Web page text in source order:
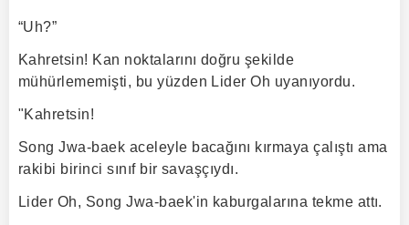
“Uh?”
Kahretsin! Kan noktalarını doğru şekilde
mühürlememişti, bu yüzden Lider Oh uyanıyordu.
"Kahretsin!
Song Jwa-baek aceleyle bacağını kırmaya çalıştı ama
rakibi birinci sınıf bir savaşçıydı.
Lider Oh, Song Jwa-baek'in kaburgalarına tekme attı.